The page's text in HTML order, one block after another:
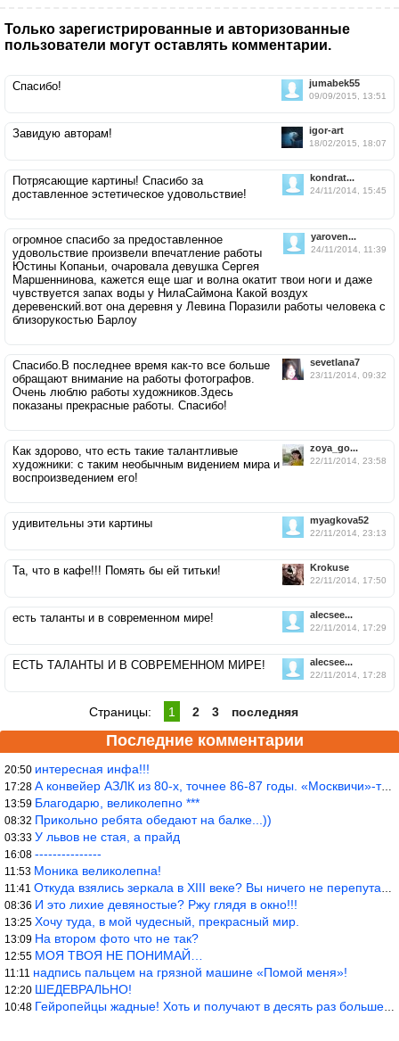
Только зарегистрированные и авторизованные
пользователи могут оставлять комментарии.
jumabek55
09/09/2015, 13:51
Спасибо!
igor-art
18/02/2015, 18:07
Завидую авторам!
kondrat...
24/11/2014, 15:45
Потрясающие картины! Спасибо за
доставленное эстетическое удовольствие!
yaroven...
24/11/2014, 11:39
огромное спасибо за предоставленное
удовольствие произвели впечатление работы
Юстины Копаньи, очаровала девушка Сергея
Маршеннинова, кажется еще шаг и волна окатит твои ноги и даже
чувствуется запах воды у НилаСаймона Какой воздух
деревенский.вот она деревня у Левина Поразили работы человека с
близорукостью Барлоу
sevetlana7
23/11/2014, 09:32
Спасибо.В последнее время как-то все больше
обращают внимание на работы фотографов.
Очень люблю работы художников.Здесь
показаны прекрасные работы. Спасибо!
zoya_go...
22/11/2014, 23:58
Как здорово, что есть такие талантливые
художники: с таким необычным видением мира и
воспроизведением его!
myagkova52
22/11/2014, 23:13
удивительны эти картины
Krokuse
22/11/2014, 17:50
Та, что в кафе!!! Помять бы ей титьки!
alecsee...
22/11/2014, 17:29
есть таланты и в современном мире!
alecsee...
22/11/2014, 17:28
ЕСТЬ ТАЛАНТЫ И В СОВРЕМЕННОМ МИРЕ!
Страницы: 1 2 3 последняя
Последние комментарии
20:50 интересная инфа!!!
17:28 А конвейер АЗЛК из 80-х, точнее 86-87 годы. «Москвичи»-то из пер
13:59 Благодарю, великолепно ***
08:32 Прикольно ребята обедают на балке...))
03:33 У львов не стая, а прайд
16:08 ---------------
11:53 Моника великолепна!
11:41 Откуда взялись зеркала в XIII веке? Вы ничего не перепутали?
08:36 И это лихие девяностые? Ржу глядя в окно!!!
13:25 Хочу туда, в мой чудесный, прекрасный мир.
13:09 На втором фото что не так?
12:55 МОЯ ТВОЯ НЕ ПОНИМАЙ…
11:11 надпись пальцем на грязной машине «Помой меня»!
12:20 ШЕДЕВРАЛЬНО!
10:48 Гейропейцы жадные! Хоть и получают в десять раз больше жителей б